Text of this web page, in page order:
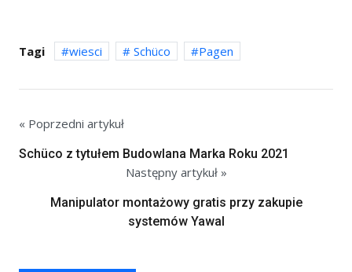
Tagi wiesci Schüco Pagen
« Poprzedni artykuł
Schüco z tytułem Budowlana Marka Roku 2021
Następny artykuł »
Manipulator montażowy gratis przy zakupie
systemów Yawal